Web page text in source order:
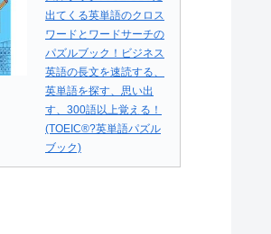
出てくる英単語のクロス
ワードとワードサーチの
パズルブック！ビジネス
英語の長文を速読する、
英単語を探す、思い出
す、300語以上覚える！
(TOEIC®?英単語パズル
ブック)